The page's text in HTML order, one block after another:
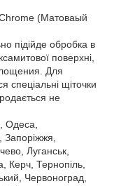
(Матоваый
підійде обробка в
поверхні,
лощения. Для
спеціальні щіточки
не
Одеса,
Луганськ,
Керч, Тернопіль,
Червоноград,